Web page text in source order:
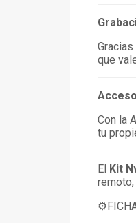
que
Con la
tu
El Kit